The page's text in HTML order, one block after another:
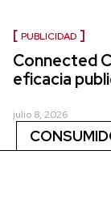
PUBLICIDAD
Connected
eficacia
julio 8, 2026